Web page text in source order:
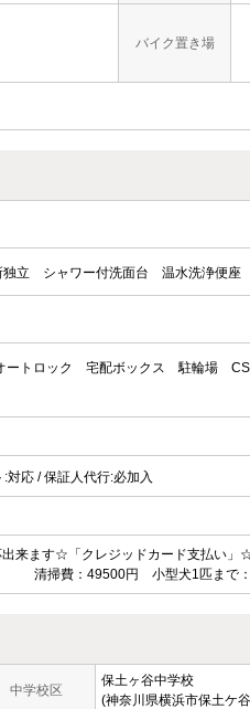
バイク置き場
独立 シャワー付洗面台 温水洗浄便座
ートロック 宅配ボックス 駐輪場 CS
対応 / 保証人代行:必加入
来ます☆「クレジッドカード支払い」
清掃費：49500円 小型犬1匹まで：
中学校区
保土ヶ谷中学校
(神奈川県横浜市保土ケ